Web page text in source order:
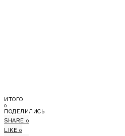
ИТОГО
0
ПОДЕЛИЛИСЬ
SHARE 0
LIKE 0